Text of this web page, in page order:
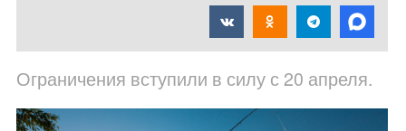
Ограничения вступили в силу с 20 апреля.